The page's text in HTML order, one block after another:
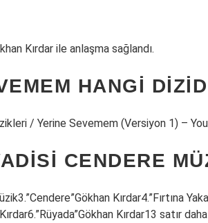
Kırdar ile anlaşma sağlandı.
HANGI
/ Yerine Sevemem (Versiyon 1) –
CENDERE
Kırdar4.”Fırtına
Kırdar13 satır daha